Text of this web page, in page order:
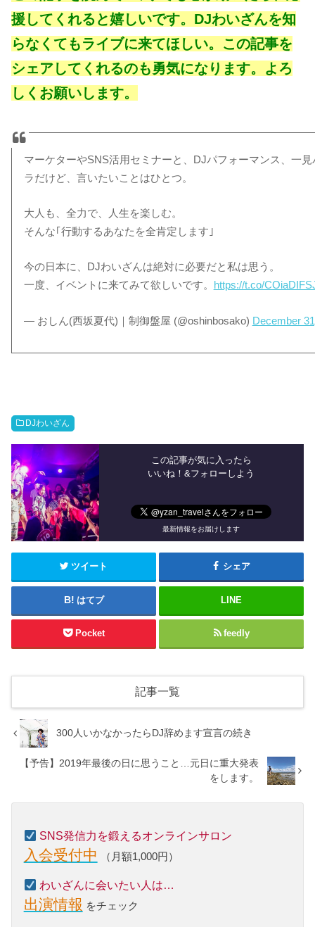
援してくれると嬉しいです。DJわいざんを知
らなくてもライブに来てほしい。この記事を
シェアしてくれるのも勇気になります。よろ
しくお願いします。
マーケターやSNS活用セミナーと、DJパフォーマンス、一見
ラだけど、言いたいことはひとつ。
大人も、全力で、人生を楽しむ。
そんな｢行動するあなたを全肯定します｣
今の日本に、DJわいざんは絶対に必要だと私は思う。
一度、イベントに来てみて欲しいです。 https://t.co/
— おしん(西坂夏代)｜制御盤屋 (@oshinbosako) December
DJわいざん
この記事が気に入ったら
いいね！&フォローしよう
最新情報をお届けします
ツイート シェア
はてブ LINE
Pocket feedly
記事一覧
300人いかなかったらDJ辞めます宣言の続き
【予告】2019年最後の日に思うこと…元日に重大発表
をします。
SNS発信力を鍛えるオンラインサロン
入会受付中 （月額1,000円）
わいざんに会いたい人は…
出演情報 をチェック